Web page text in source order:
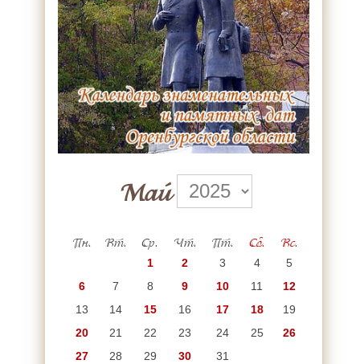
Май
Пн. Вт. Ср. Чт. Пт. Сб. Вс.
1 2 3 4
5
6
7 8 9 10 11
12
13
14 15 16 17 18
19
20
21 22 23 24 25
26
27
28 29 30 31